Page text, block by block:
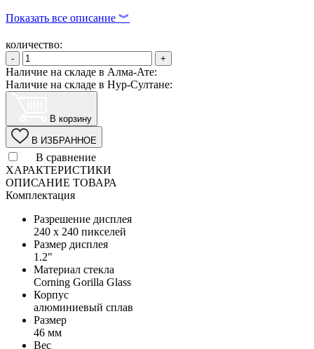
Показать все описание ︾
количество:
- +
Наличие на складе в Алма-Ате:
Наличие на складе в Нур-Султане:
В корзину
В ИЗБРАННОЕ
В сравнение
ХАРАКТЕРИСТИКИ
ОПИСАНИЕ ТОВАРА
Комплектация
Разрешение дисплея
240 x 240 пикселей
Размер дисплея
1.2"
Материал стекла
Corning Gorilla Glass
Корпус
алюминиевый сплав
Размер
46 мм
Вес